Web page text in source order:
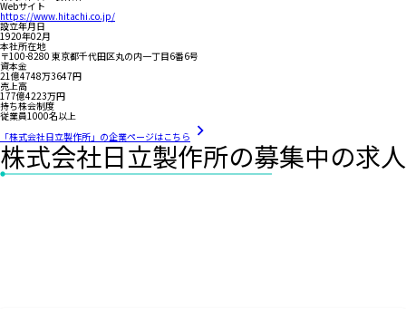
Webサイト
https://www.hitachi.co.jp/
設立年月日
1920年02月
本社所在地
〒100-8280 東京都千代田区丸の内一丁目6番6号
資本金
21億4748万3647円
売上高
177億4223万円
持ち株会制度
従業員1000名以上
「株式会社日立製作所」の企業ページはこちら
株式会社日立製作所の募集中の求人